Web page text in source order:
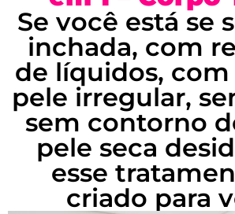
Se você está se
inchada, com
de líquidos,
pele irregular,
sem contorno
pele seca
esse
criado para